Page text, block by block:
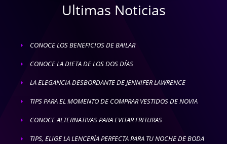
Ultimas Noticias
E CONOCE LOS BENEFICIOS DE BAILAR
E CONOCE LA DIETA DE LOS DOS DÍAS
E LA ELEGANCIA DESBORDANTE DE JENNIFER LAWRENCE
E TIPS PARA EL MOMENTO DE COMPRAR VESTIDOS DE NOVIA
E CONOCE ALTERNATIVAS PARA EVITAR FRITURAS
E TIPS, ELIGE LA LENCERÍA PERFECTA PARA TU NOCHE DE BODA